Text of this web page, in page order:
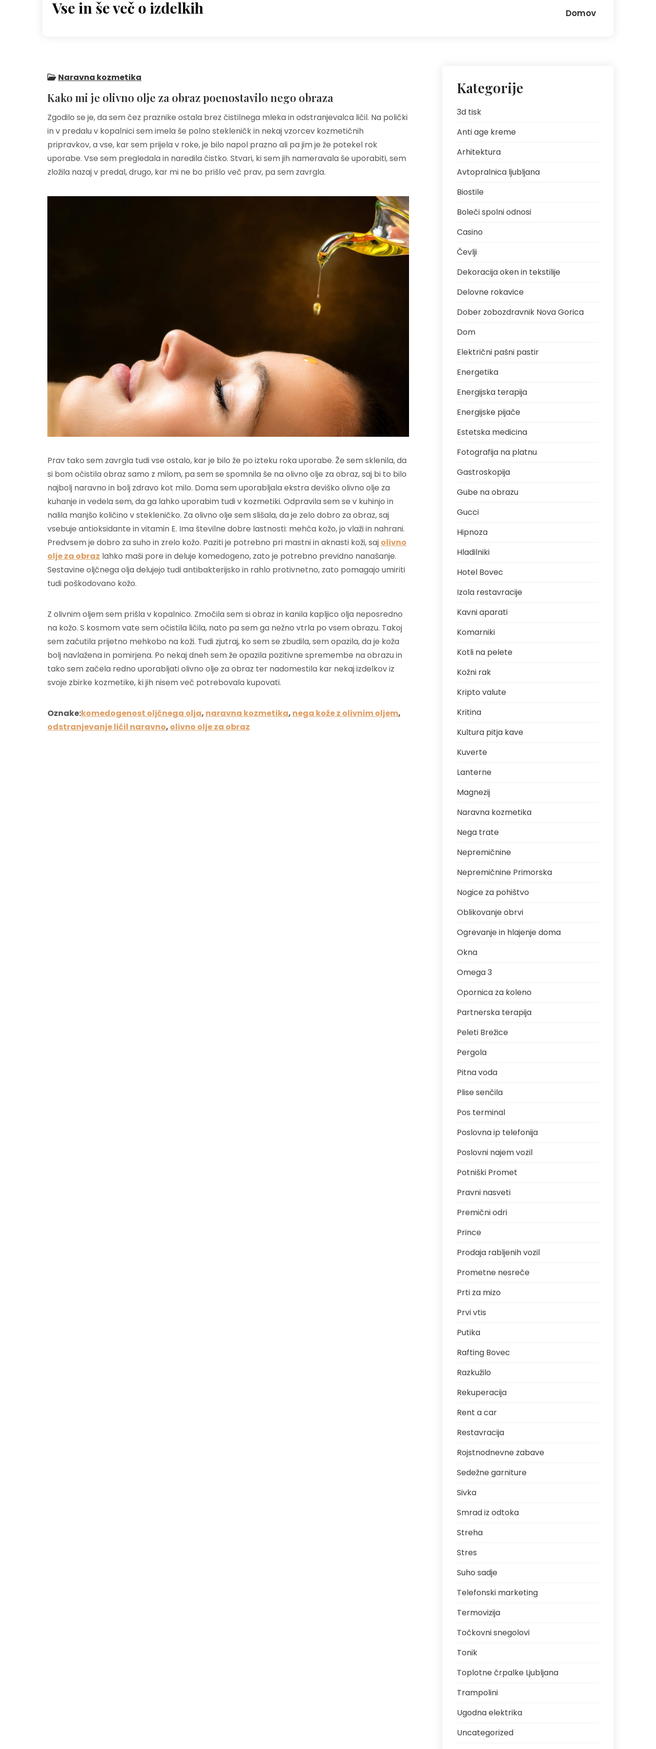
Vse in še več o izdelkih Domov
Naravna kozmetika
Kako mi je olivno olje za obraz poenostavilo nego obraza
Zgodilo se je, da sem čez praznike ostala brez čistilnega mleka in odstranjevalca ličil. Na polički
in v predalu v kopalnici sem imela še polno stekleničk in nekaj vzorcev kozmetičnih
pripravkov, a vse, kar sem prijela v roke, je bilo napol prazno ali pa jim je že potekel rok
uporabe. Vse sem pregledala in naredila čistko. Stvari, ki sem jih nameravala še uporabiti, sem
zložila nazaj v predal, drugo, kar mi ne bo prišlo več prav, pa sem zavrgla.
Prav tako sem zavrgla tudi vse ostalo, kar je bilo že po izteku roka uporabe. Že sem sklenila, da
si bom očistila obraz samo z milom, pa sem se spomnila še na olivno olje za obraz, saj bi to bilo
najbolj naravno in bolj zdravo kot milo. Doma sem uporabljala ekstra deviško olivno olje za
kuhanje in vedela sem, da ga lahko uporabim tudi v kozmetiki. Odpravila sem se v kuhinjo in
nalila manjšo količino v stekleničko. Za olivno olje sem slišala, da je zelo dobro za obraz, saj
vsebuje antioksidante in vitamin E. Ima številne dobre lastnosti: mehča kožo, jo vlaži in nahrani.
Predvsem je dobro za suho in zrelo kožo. Paziti je potrebno pri mastni in aknasti koži, saj olivno
olje za obraz lahko maši pore in deluje komedogeno, zato je potrebno previdno nanašanje.
Sestavine oljčnega olja delujejo tudi antibakterijsko in rahlo protivnetno, zato pomagajo umiriti
tudi poškodovano kožo.
Z olivnim oljem sem prišla v kopalnico. Zmočila sem si obraz in kanila kapljico olja neposredno
na kožo. S kosmom vate sem očistila ličila, nato pa sem ga nežno vtrla po vsem obrazu. Takoj
sem začutila prijetno mehkobo na koži. Tudi zjutraj, ko sem se zbudila, sem opazila, da je koža
bolj navlažena in pomirjena. Po nekaj dneh sem že opazila pozitivne spremembe na obrazu in
tako sem začela redno uporabljati olivno olje za obraz ter nadomestila kar nekaj izdelkov iz
svoje zbirke kozmetike, ki jih nisem več potrebovala kupovati.
Oznake:komedogenost oljčnega olja, naravna kozmetika, nega kože z olivnim oljem,
odstranjevanje ličil naravno, olivno olje za obraz
Kategorije
3d tisk
Anti age kreme
Arhitektura
Avtopralnica ljubljana
Biostile
Boleči spolni odnosi
Casino
Čevlji
Dekoracija oken in tekstilije
Delovne rokavice
Dober zobozdravnik Nova Gorica
Dom
Električni pašni pastir
Energetika
Energijska terapija
Energijske pijače
Estetska medicina
Fotografija na platnu
Gastroskopija
Gube na obrazu
Gucci
Hipnoza
Hladilniki
Hotel Bovec
Izola restavracije
Kavni aparati
Komarniki
Kotli na pelete
Kožni rak
Kripto valute
Kritina
Kultura pitja kave
Kuverte
Lanterne
Magnezij
Naravna kozmetika
Nega trate
Nepremičnine
Nepremičnine Primorska
Nogice za pohištvo
Oblikovanje obrvi
Ogrevanje in hlajenje doma
Okna
Omega 3
Opornica za koleno
Partnerska terapija
Peleti Brežice
Pergola
Pitna voda
Plise senčila
Pos terminal
Poslovna ip telefonija
Poslovni najem vozil
Potniški Promet
Pravni nasveti
Premični odri
Prince
Prodaja rabljenih vozil
Prometne nesreče
Prti za mizo
Prvi vtis
Putika
Rafting Bovec
Razkužilo
Rekuperacija
Rent a car
Restavracija
Rojstnodnevne zabave
Sedežne garniture
Sivka
Smrad iz odtoka
Streha
Stres
Suho sadje
Telefonski marketing
Termovizija
Točkovni snegolovi
Tonik
Toplotne črpalke Ljubljana
Trampolini
Ugodna elektrika
Uncategorized